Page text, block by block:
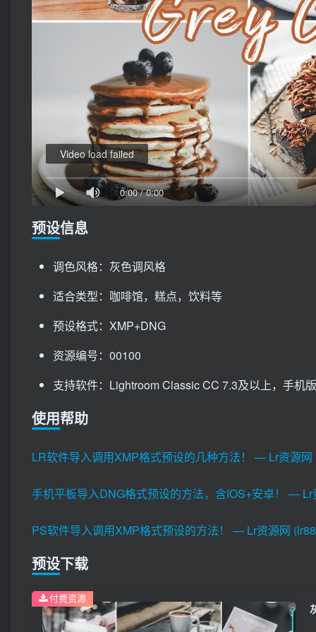
0:00/0:00
Video load failed
预设信息
调色风格：灰色调风格
适合类型：咖啡馆，糕点，饮料等
预设格式：XMP+DNG
资源编号：00100
支持软件：Lightroom Classic CC 7.3及以上，手机
使用帮助
LR软件导入调用XMP格式预设的几种方法！ — Lr资源网
手机平板导入DNG格式预设的方法，含IOS+安卓！ — Lr
PS软件导入调用XMP格式预设的方法！ — Lr资源网
预设下载
付费资源